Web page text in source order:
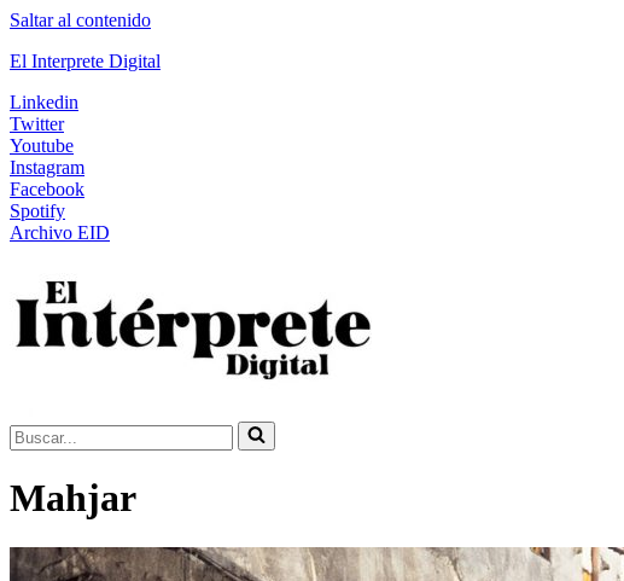
Saltar al contenido
El Interprete Digital
Linkedin
Twitter
Youtube
Instagram
Facebook
Spotify
Archivo EID
Buscar...
Mahjar